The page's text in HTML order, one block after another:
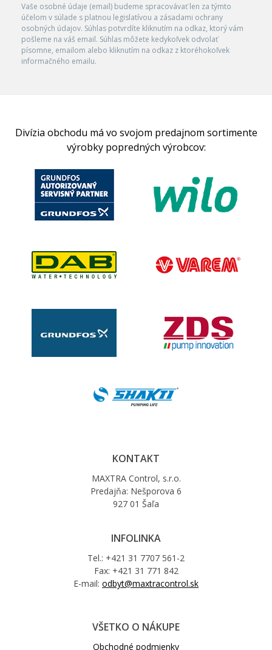
Vaše osobné údaje (email) budeme spracovávať len za týmto
účelom v súlade s platnou legislatívou a zásadami ochrany
osobných údajov. Súhlas potvrdíte kliknutím na odkaz, ktorý vám
pošleme na váš email. Súhlas môžete kedykoľvek odvolať
písomne, emailom alebo kliknutím na odkaz z ktoréhokoľvek
informačného emailu.
Divízia obchodu má vo svojom predajnom sortimente
výrobky popredných výrobcov:
KONTAKT
MAXTRA Control, s.r.o.
Predajňa: Nešporova 6
927 01 Šaľa
INFOLINKA
Tel.: +421 31 7707 561-2
Fax: +421 31 771 842
E-mail: odbyt@maxtracontrol.sk
VŠETKO O NÁKUPE
Obchodné podmienky